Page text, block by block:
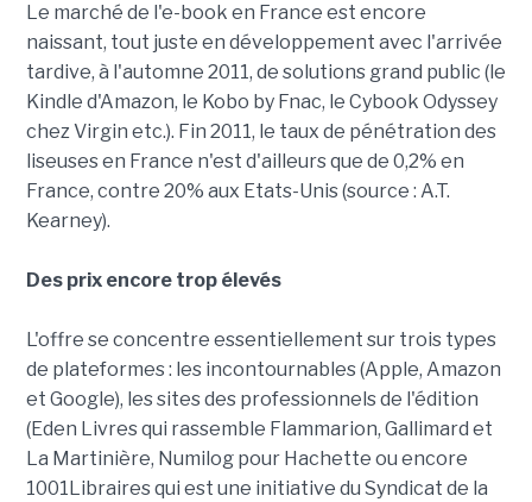
Le marché de l'e-book en France est encore
naissant, tout juste en développement avec l'arrivée
tardive, à l'automne 2011, de solutions grand public (le
Kindle d'Amazon, le Kobo by Fnac, le Cybook Odyssey
chez Virgin etc.). Fin 2011, le taux de pénétration des
liseuses en France n'est d'ailleurs que de 0,2% en
France, contre 20% aux Etats-Unis (source : A.T.
Kearney).
Des prix encore trop élevés
L'offre se concentre essentiellement sur trois types
de plateformes : les incontournables (Apple, Amazon
et Google), les sites des professionnels de l'édition
(Eden Livres qui rassemble Flammarion, Gallimard et
La Martinière, Numilog pour Hachette ou encore
1001Libraires qui est une initiative du Syndicat de la